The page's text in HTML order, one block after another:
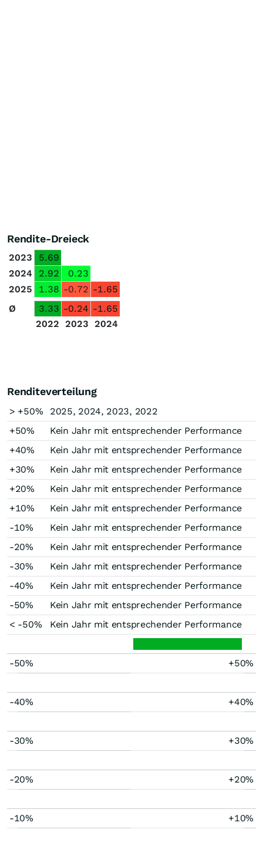
Rendite-Dreieck
2023
5.69
2024
2.92
0.23
2025
1.38 -0.72 -1.65
Ø
3.33 -0.24 -1.65
2022 2023 2024
Renditeverteilung
> +50%
2025, 2024, 2023, 2022
+50%
Kein Jahr mit entsprechender Performance
+40%
Kein Jahr mit entsprechender Performance
+30%
Kein Jahr mit entsprechender Performance
+20%
Kein Jahr mit entsprechender Performance
+10%
Kein Jahr mit entsprechender Performance
-10%
Kein Jahr mit entsprechender Performance
-20%
Kein Jahr mit entsprechender Performance
-30%
Kein Jahr mit entsprechender Performance
-40%
Kein Jahr mit entsprechender Performance
-50%
Kein Jahr mit entsprechender Performance
< -50%
Kein Jahr mit entsprechender Performance
-50% +50%
-40% +40%
-30% +30%
-20% +20%
-10% +10%